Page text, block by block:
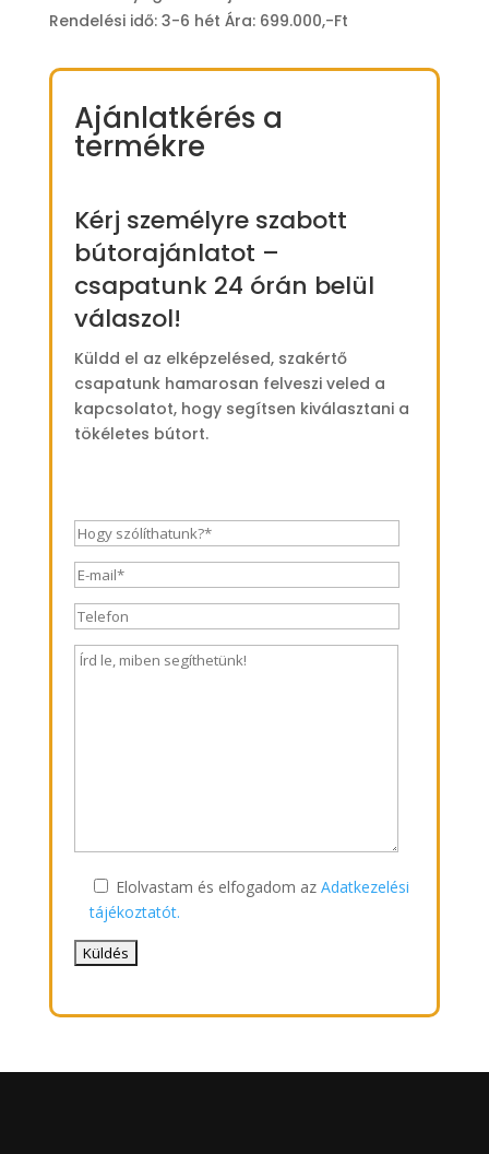
Rendelési idő: 3-6 hét Ára: 699.000,-Ft
Ajánlatkérés a
termékre
Kérj személyre szabott
bútorajánlatot –
csapatunk 24 órán belül
válaszol!
Küldd el az elképzelésed, szakértő
csapatunk hamarosan felveszi veled a
kapcsolatot, hogy segítsen kiválasztani a
tökéletes bútort.
Elolvastam és elfogadom az Adatkezelési
tájékoztatót.